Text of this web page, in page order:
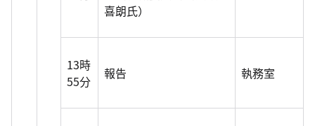
喜朗氏）
13時
55分
報告 執務室